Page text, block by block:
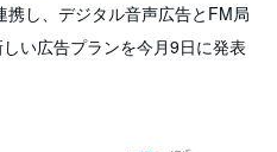
し、デジタル音声広告とFM局
い広告プランを今月9日に発表